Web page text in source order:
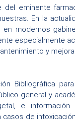
eminente
En la
modernos
especialmente
y
Bibliográfica
general y
e información
casos de